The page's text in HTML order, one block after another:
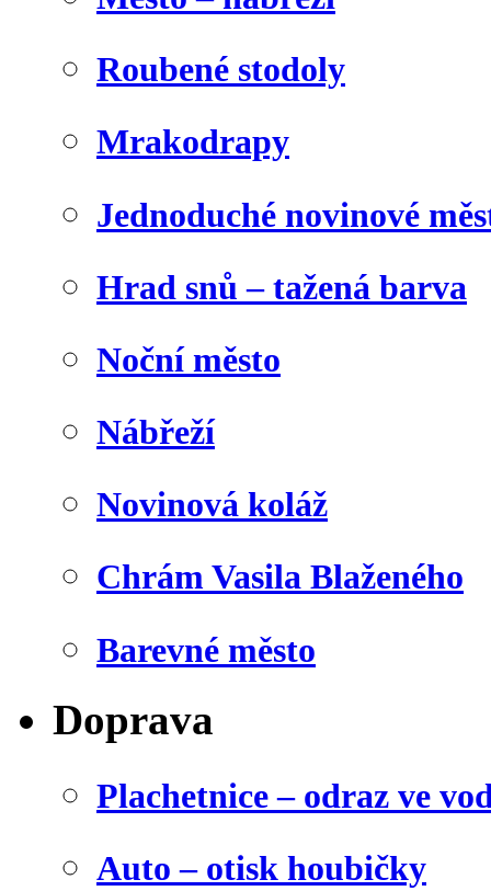
Roubené stodoly
Mrakodrapy
Jednoduché novinové
Hrad snů – tažená barva
Noční město
Nábřeží
Novinová koláž
Chrám Vasila Blaženého
Barevné město
Doprava
Plachetnice – odraz ve
Auto – otisk houbičky